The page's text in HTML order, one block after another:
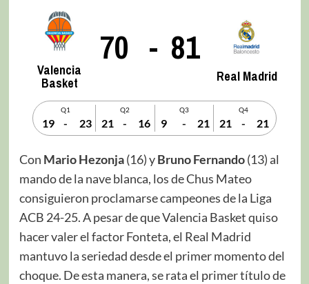
Valencia
Basket
70 - 81
Real Madrid
Q1
19 - 23
Q2
21 - 16
Q3
9 - 21
Q4
21 - 21
Con Mario Hezonja(16) yBruno Fernando(13) al
mando de la nave blanca, los de Chus Mateo
consiguieron proclamarse campeones de la Liga
ACB 24-25. A pesar de que Valencia Basket quiso
hacer valer el factor Fonteta, el Real Madrid
mantuvo la seriedad desde el primer momento del
choque. De esta manera, se rata el primer título de